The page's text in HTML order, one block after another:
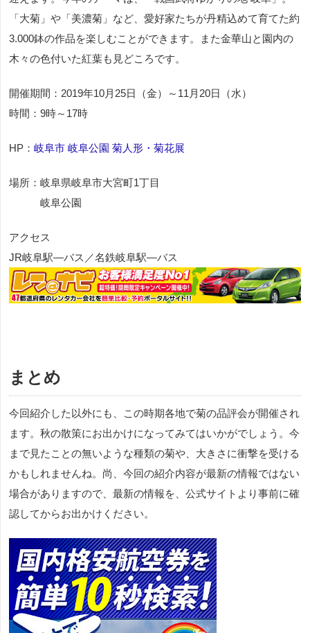
「大菊」や「美濃菊」など、愛好家たちが丹精込めて育てた約
3.000鉢の作品を楽しむことができます。また金華山と園内の
木々の色付いた紅葉も見どころです。
開催期間：2019年10月25日（金）～11月20日（水）
時間：9時～17時
HP： 岐阜市 岐阜公園 菊人形・菊花展
場所：岐阜県岐阜市大宮町1丁目
岐阜公園
アクセス
JR岐阜駅―バス／名鉄岐阜駅―バス
まとめ
今回紹介した以外にも、この時期各地で菊の品評会が開催され
ます。秋の散策にお出かけになってみてはいかがでしょう。今
まで見たことの無いような種類の菊や、大きさに衝撃を受ける
かもしれませんね。尚、今回の紹介内容が最新の情報ではない
場合がありますので、最新の情報を、公式サイトより事前に確
認してからお出かけください。